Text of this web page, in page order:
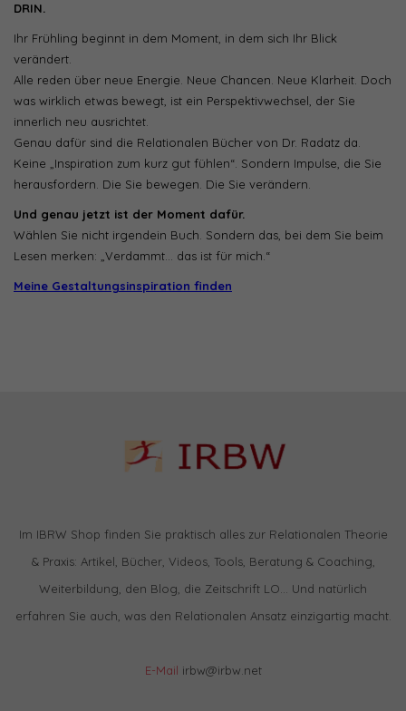
DRIN.
Ihr Frühling beginnt in dem Moment, in dem sich Ihr Blick
verändert.
Alle reden über neue Energie. Neue Chancen. Neue Klarheit. Doch
was wirklich etwas bewegt, ist ein Perspektivwechsel, der Sie
innerlich neu ausrichtet.
Genau dafür sind die Relationalen Bücher von Dr. Radatz da.
Keine „Inspiration zum kurz gut fühlen“. Sondern Impulse, die Sie
herausfordern. Die Sie bewegen. Die Sie verändern.
Und genau jetzt ist der Moment dafür.
Wählen Sie nicht irgendein Buch. Sondern das, bei dem Sie beim
Lesen merken: „Verdammt… das ist für mich.“
Meine Gestaltungsinspiration finden
Im IBRW Shop finden Sie praktisch alles zur Relationalen Theorie
& Praxis: Artikel, Bücher, Videos, Tools, Beratung & Coaching,
Weiterbildung, den Blog, die Zeitschrift LO… Und natürlich
erfahren Sie auch, was den Relationalen Ansatz einzigartig macht.
E-Mail irbw@irbw.net